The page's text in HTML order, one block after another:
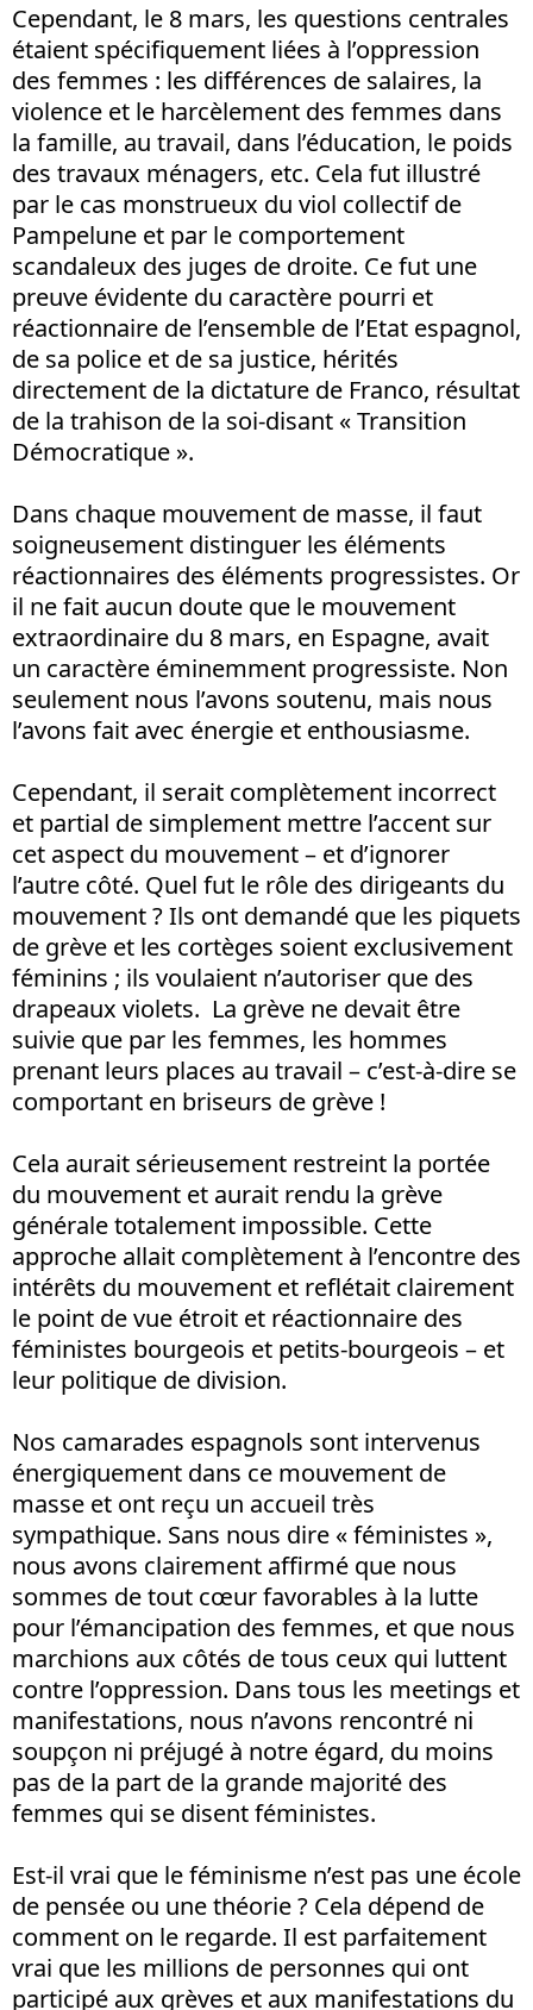
Cependant, le 8 mars, les questions centrales
étaient spécifiquement liées à l’oppression
des femmes : les différences de salaires, la
violence et le harcèlement des femmes dans
la famille, au travail, dans l’éducation, le poids
des travaux ménagers, etc. Cela fut illustré
par le cas monstrueux du viol collectif de
Pampelune et par le comportement
scandaleux des juges de droite. Ce fut une
preuve évidente du caractère pourri et
réactionnaire de l’ensemble de l’Etat espagnol,
de sa police et de sa justice, hérités
directement de la dictature de Franco, résultat
de la trahison de la soi-disant « Transition
Démocratique ».
Dans chaque mouvement de masse, il faut
soigneusement distinguer les éléments
réactionnaires des éléments progressistes. Or
il ne fait aucun doute que le mouvement
extraordinaire du 8 mars, en Espagne, avait
un caractère éminemment progressiste. Non
seulement nous l’avons soutenu, mais nous
l’avons fait avec énergie et enthousiasme.
Cependant, il serait complètement incorrect
et partial de simplement mettre l’accent sur
cet aspect du mouvement – et d’ignorer
l’autre côté. Quel fut le rôle des dirigeants du
mouvement ? Ils ont demandé que les piquets
de grève et les cortèges soient exclusivement
féminins ; ils voulaient n’autoriser que des
drapeaux violets. La grève ne devait être
suivie que par les femmes, les hommes
prenant leurs places au travail – c’est-à-dire se
comportant en briseurs de grève !
Cela aurait sérieusement restreint la portée
du mouvement et aurait rendu la grève
générale totalement impossible. Cette
approche allait complètement à l’encontre des
intérêts du mouvement et reflétait clairement
le point de vue étroit et réactionnaire des
féministes bourgeois et petits-bourgeois – et
leur politique de division.
Nos camarades espagnols sont intervenus
énergiquement dans ce mouvement de
masse et ont reçu un accueil très
sympathique. Sans nous dire « féministes »,
nous avons clairement affirmé que nous
sommes de tout cœur favorables à la lutte
pour l’émancipation des femmes, et que nous
marchions aux côtés de tous ceux qui luttent
contre l’oppression. Dans tous les meetings et
manifestations, nous n’avons rencontré ni
soupçon ni préjugé à notre égard, du moins
pas de la part de la grande majorité des
femmes qui se disent féministes.
Est-il vrai que le féminisme n’est pas une école
de pensée ou une théorie ? Cela dépend de
comment on le regarde. Il est parfaitement
vrai que les millions de personnes qui ont
participé aux grèves et aux manifestations du